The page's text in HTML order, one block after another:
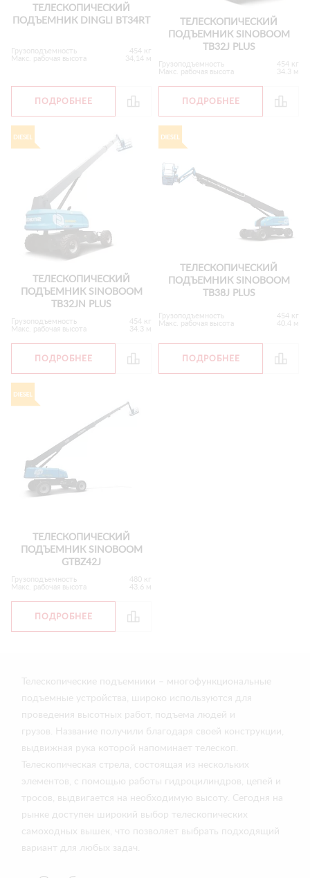
ТЕЛЕСКОПИЧЕСКИЙ
ПОДЪЕМНИК DINGLI BT34RT
Грузоподъемность
454 кг
Макс. рабочая высота
34,14 м
ПОДРОБНЕЕ
ТЕЛЕСКОПИЧЕСКИЙ
ПОДЪЕМНИК SINOBOOM
TB32J PLUS
Грузоподъемность
454 кг
Макс. рабочая высота
34.3 м
ПОДРОБНЕЕ
ТЕЛЕСКОПИЧЕСКИЙ
ПОДЪЕМНИК SINOBOOM
TB32JN PLUS
Грузоподъемность
454 кг
Макс. рабочая высота
34.3 м
ПОДРОБНЕЕ
ТЕЛЕСКОПИЧЕСКИЙ
ПОДЪЕМНИК SINOBOOM
TB38J PLUS
Грузоподъемность
454 кг
Макс. рабочая высота
40.4 м
ПОДРОБНЕЕ
ТЕЛЕСКОПИЧЕСКИЙ
ПОДЪЕМНИК SINOBOOM
GTBZ42J
Грузоподъемность
480 кг
Макс. рабочая высота
43.6 м
ПОДРОБНЕЕ
Телескопические подъемники – многофункциональные
подъемные устройства, широко используются для
проведения высотных работ, подъема людей и
грузов. Название получили благодаря своей конструкции,
выдвижная рука которой напоминает телескоп.
Телескопическая стрела, состоящая из нескольких
элементов, с помощью работы гидроцилиндров, цепей и
тросов, выдвигается на необходимую высоту. Сегодня на
рынке доступен широкий выбор телескопических
самоходных вышек, что позволяет выбрать подходящий
вариант для любых задач.